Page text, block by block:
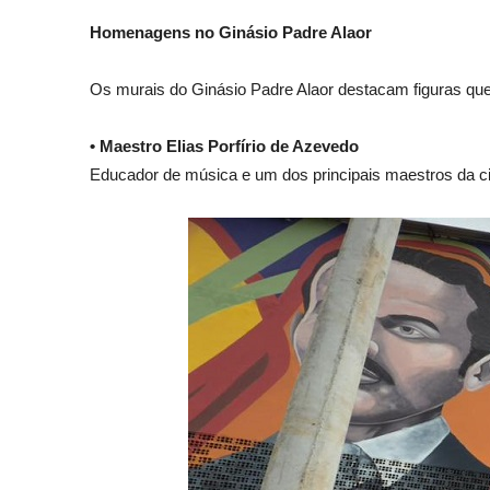
Homenagens no Ginásio Padre Alaor
Os murais do Ginásio Padre Alaor destacam figuras
• Maestro Elias Porfírio de Azevedo
Educador de música e um dos principais maestros da